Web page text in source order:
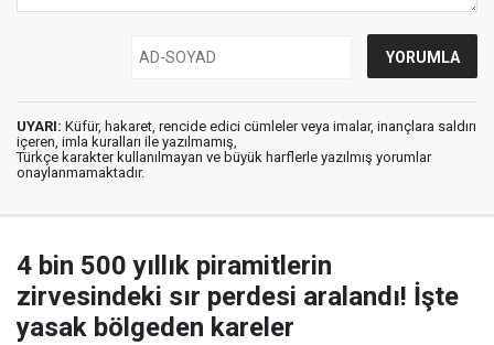
UYARI: Küfür, hakaret, rencide edici cümleler veya imalar, inançlara saldırı
içeren, imla kuralları ile yazılmamış,
Türkçe karakter kullanılmayan ve büyük harflerle yazılmış yorumlar
onaylanmamaktadır.
4 bin 500 yıllık piramitlerin
zirvesindeki sır perdesi aralandı! İşte
yasak bölgeden kareler